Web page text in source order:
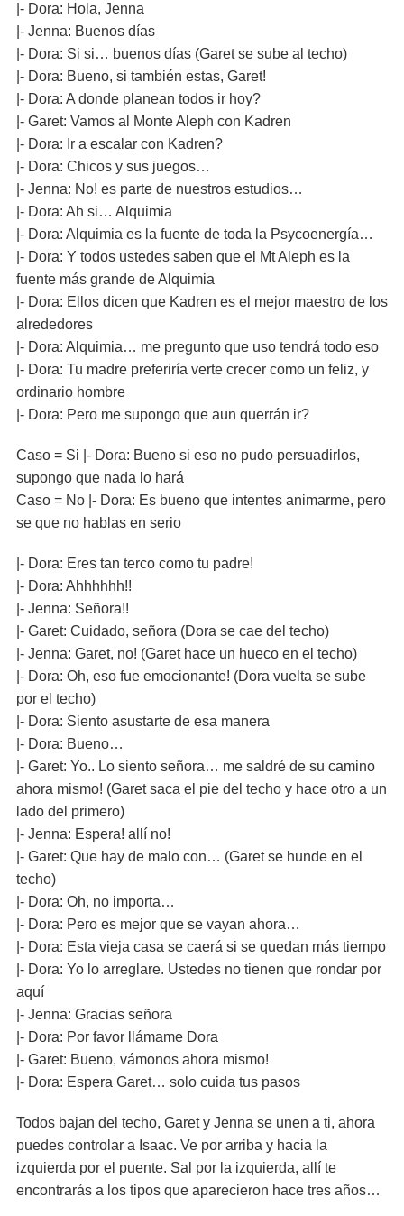
|- Dora: Hola, Jenna
|- Jenna: Buenos días
|- Dora: Si si… buenos días (Garet se sube al techo)
|- Dora: Bueno, si también estas, Garet!
|- Dora: A donde planean todos ir hoy?
|- Garet: Vamos al Monte Aleph con Kadren
|- Dora: Ir a escalar con Kadren?
|- Dora: Chicos y sus juegos…
|- Jenna: No! es parte de nuestros estudios…
|- Dora: Ah si… Alquimia
|- Dora: Alquimia es la fuente de toda la Psycoenergía…
|- Dora: Y todos ustedes saben que el Mt Aleph es la
fuente más grande de Alquimia
|- Dora: Ellos dicen que Kadren es el mejor maestro de los
alrededores
|- Dora: Alquimia… me pregunto que uso tendrá todo eso
|- Dora: Tu madre preferiría verte crecer como un feliz, y
ordinario hombre
|- Dora: Pero me supongo que aun querrán ir?
Caso = Si |- Dora: Bueno si eso no pudo persuadirlos,
supongo que nada lo hará
Caso = No |- Dora: Es bueno que intentes animarme, pero
se que no hablas en serio
|- Dora: Eres tan terco como tu padre!
|- Dora: Ahhhhhh!!
|- Jenna: Señora!!
|- Garet: Cuidado, señora (Dora se cae del techo)
|- Jenna: Garet, no! (Garet hace un hueco en el techo)
|- Dora: Oh, eso fue emocionante! (Dora vuelta se sube
por el techo)
|- Dora: Siento asustarte de esa manera
|- Dora: Bueno…
|- Garet: Yo.. Lo siento señora… me saldré de su camino
ahora mismo! (Garet saca el pie del techo y hace otro a un
lado del primero)
|- Jenna: Espera! allí no!
|- Garet: Que hay de malo con… (Garet se hunde en el
techo)
|- Dora: Oh, no importa…
|- Dora: Pero es mejor que se vayan ahora…
|- Dora: Esta vieja casa se caerá si se quedan más tiempo
|- Dora: Yo lo arreglare. Ustedes no tienen que rondar por
aquí
|- Jenna: Gracias señora
|- Dora: Por favor llámame Dora
|- Garet: Bueno, vámonos ahora mismo!
|- Dora: Espera Garet… solo cuida tus pasos
Todos bajan del techo, Garet y Jenna se unen a ti, ahora
puedes controlar a Isaac. Ve por arriba y hacia la
izquierda por el puente. Sal por la izquierda, allí te
encontrarás a los tipos que aparecieron hace tres años…